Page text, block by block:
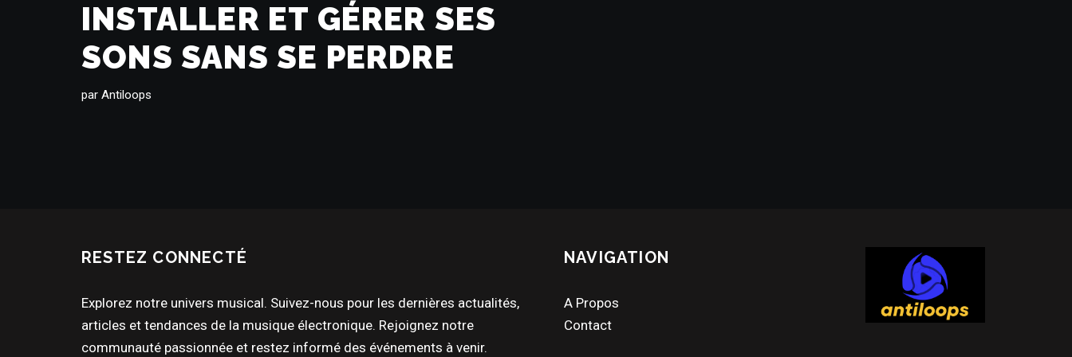
INSTALLER ET GÉRER SES
SONS SANS SE PERDRE
par Antiloops
RESTEZ CONNECTÉ
Explorez notre univers musical. Suivez-nous pour les dernières actualités,
articles et tendances de la musique électronique. Rejoignez notre
communauté passionnée et restez informé des événements à venir.
NAVIGATION
A Propos
Contact